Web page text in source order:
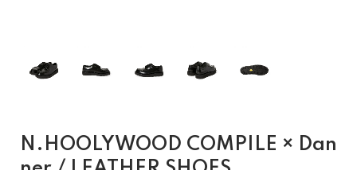
N.HOOLYWOOD COMPILE × Dan